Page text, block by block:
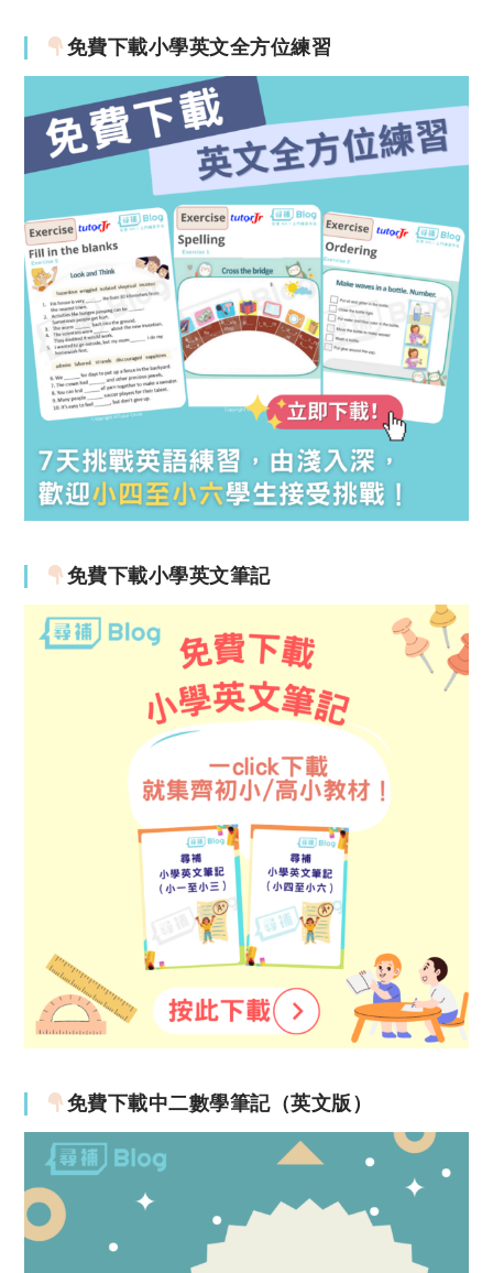
免費下載小學英文全方位練習
免費下載小學英文筆記
免費下載中二數學筆記（英文版）